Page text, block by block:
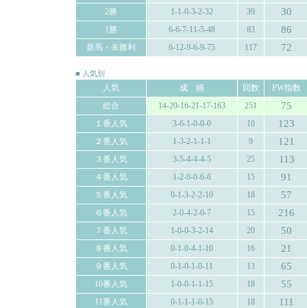
2勝 1-1-0-3-2-32 39 30
1勝 6-6-7-11-5-48 83 86
新馬・未勝利 6-12-9-6-9-75 117 72
■ 人気別
人気 成 績 回数
PW指数
総合
14-20-16-21-17-163 251 75
１番人気 3-6-1-0-0-0 10 123
２番人気 1-3-2-1-1-1 9 121
３番人気 3-5-4-4-4-5 25 113
４番人気 1-2-0-0-6-6 15 91
５番人気 0-1-3-2-2-10 18 57
６番人気 2-0-4-2-0-7 15 216
７番人気 1-0-0-3-2-14 20 50
８番人気 0-1-0-4-1-10 16 21
９番人気 0-1-0-1-0-11 13 65
10番人気 1-0-0-1-1-15 18 55
11番人気 0-1-1-1-0-15 18 111